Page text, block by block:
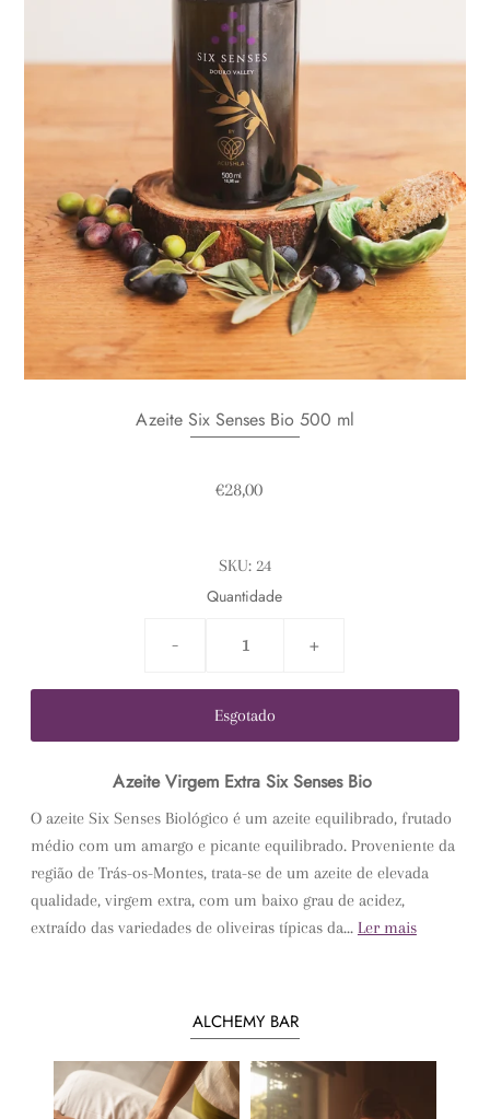
Azeite Six Senses Bio 500 ml
€28,00
SKU: 24
Quantidade
- +
Azeite Virgem Extra Six Senses Bio
O azeite Six Senses Biológico é um azeite equilibrado, frutado
médio com um amargo e picante equilibrado. Proveniente da
região de Trás-os-Montes, trata-se de um azeite de elevada
qualidade, virgem extra, com um baixo grau de acidez,
extraído das variedades de oliveiras típicas da... Ler mais
ALCHEMY BAR